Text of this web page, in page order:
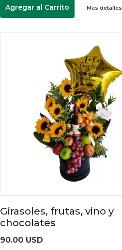
Agregar al Carrito Más detalles
Girasoles, frutas, vino y
chocolates
90.00 USD